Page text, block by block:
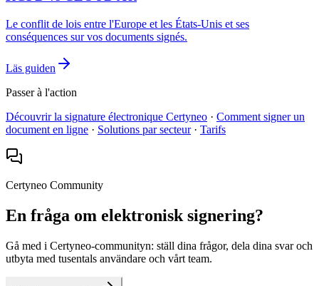
Le conflit de lois entre l'Europe et les États-Unis et ses
conséquences sur vos documents signés.
Läs guiden
Passer à l'action
Découvrir la signature électronique Certyneo · Comment signer un
document en ligne · Solutions par secteur· Tarifs
Certyneo Community
En fråga om elektronisk signering?
Gå med i Certyneo-communityn: ställ dina frågor, dela dina svar och
utbyta med tusentals användare och vårt team.